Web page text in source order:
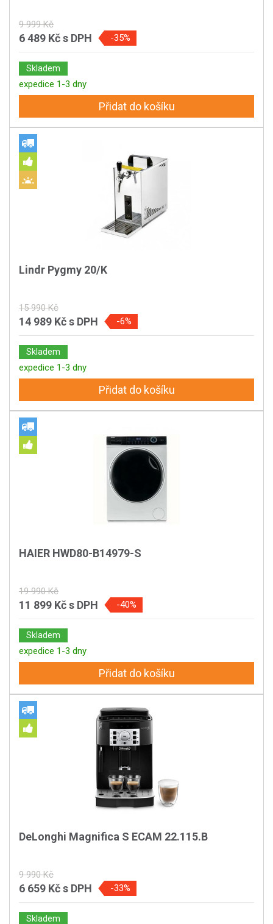
9 999 Kč
6 489 Kčs DPH -35%
Skladem
expedice 1-3 dny
Přidat do košíku
Lindr Pygmy 20/K
15 990 Kč
14 989 Kčs DPH -6%
Skladem
expedice 1-3 dny
Přidat do košíku
HAIER HWD80-B14979-S
19 990 Kč
11 899 Kčs DPH -40%
Skladem
expedice 1-3 dny
Přidat do košíku
DeLonghi Magnifica S ECAM 22.115.B
9 990 Kč
6 659 Kčs DPH -33%
Skladem